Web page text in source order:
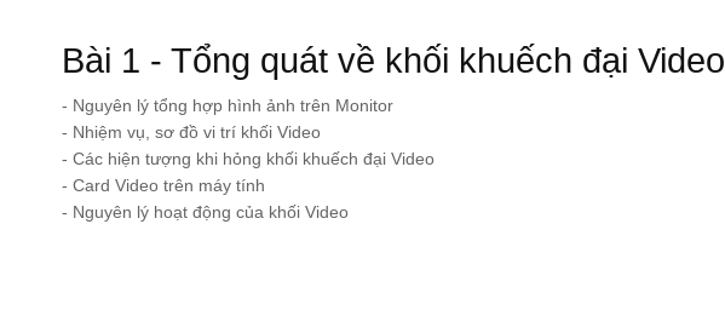
Bài 1 - Tổng quát về khối khuếch đại Video
- Nguyên lý tổng hợp hình ảnh trên Monitor
- Nhiệm vụ, sơ đồ vi trí khối Video
- Các hiện tượng khi hỏng khối khuếch đại Video
- Card Video trên máy tính
- Nguyên lý hoạt động của khối Video